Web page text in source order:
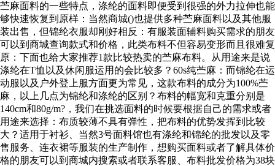
苎麻面料的一些特点，涤纶的面料即便受到很强的外力拉伸也能
够快速恢复到原样：当然商城()也提供多种苎麻面料以及其他服
装出售，但锦纶衣服却刚好相反：有服装面辅料购买需求的朋友
可以到商城查询款式和价格，此类布料不但容易变形而且很难复
原：下面也给大家推荐1款比较热卖的苎麻布料。从用途来是说
涤纶在T恤以及休闲服运用的会比较多？60s纯苎麻：而锦纶在运
动服以及户外登上服方面更为常见，这款布料的成分为100%苎
麻，以上几点为锦纶和涤纶的区别？布料的幅宽和克重分别是
140cm和80g/m?，我们在挑选面料的时候要根据自己的需求或者
用途来选择：布质较薄不具有弹性，把布料的优势发挥到比较
大？适用于衬衫、当然3号面料馆也有涤纶和锦纶的批发以及零
售服务、连衣裙等服装的生产制作，想购买面料或者了解具体价
格的朋友可以到商城内搜索或者联系客服、布料批发价格为38块